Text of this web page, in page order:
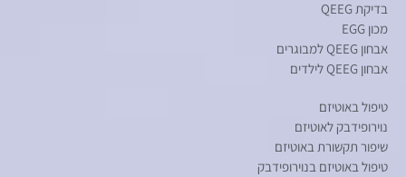
בדיקת QEEG
מכון EGG
אבחון QEEG למבוגרים
אבחון QEEG לילדים
טיפול באוטיזם
נוירופידבק לאוטיזם
שיפור תקשורת באוטיזם
טיפול באוטיזם בנוירופידבק